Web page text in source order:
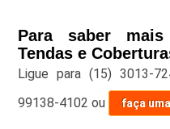
Para saber
Tendas e
Ligue para(15) 3013-
99138-4102 ou faça